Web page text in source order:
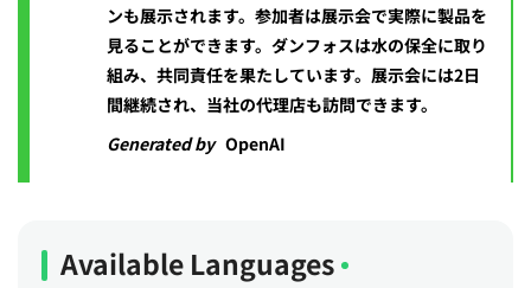
ンも展示されます。参加者は展示会で実際に製品を
見ることができます。ダンフォスは水の保全に取り
組み、共同責任を果たしています。展示会には2日
間継続され、当社の代理店も訪問できます。
Generated by OpenAI
Available Languages